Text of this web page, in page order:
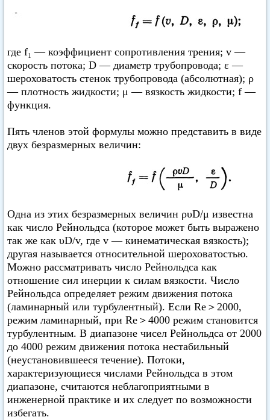
где f₁ — коэффициент сопротивления трения; v —
скорость потока; D — диаметр трубопровода; ε —
шероховатость стенок трубопровода (абсолютная); ρ
— плотность жидкости; μ — вязкость жидкости; f —
функция.
Пять членов этой формулы можно представить в виде
двух безразмерных величин:
Одна из этих безразмерных величин ρυD/μ известна
как число Рейнольдса (которое может быть выражено
так же как υD/v, где v — кинематическая вязкость);
другая называется относительной шероховатостью.
Можно рассматривать число Рейнольдса как
отношение сил инерции к силам вязкости. Число
Рейнольдса определяет режим движения потока
(ламинарный или турбулентный). Если Re＞2000,
режим ламинарный, при Re＞4000 режим становится
турбулентным. В диапазоне чисел Рейнольдса от 2000
до 4000 режим движения потока нестабильный
(неустановившееся течение). Потоки,
характеризующиеся числами Рейнольдса в этом
диапазоне, считаются неблагоприятными в
инженерной практике и их следует по возможности
избегать.